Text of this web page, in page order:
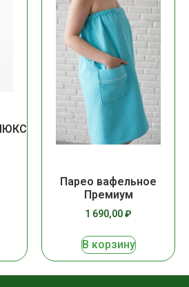
Парео вафельное
Премиум
1 690,00₽
В корзину